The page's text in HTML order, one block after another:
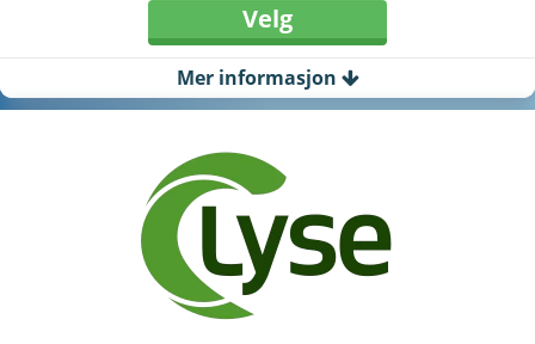
Velg
Mer informasjon